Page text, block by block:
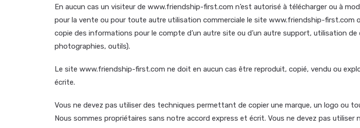
En aucun cas un visiteur de www.friendship-first.com n’est autorisé à télécharger ou à
pour la vente ou pour toute autre utilisation commerciale le site www.friendship-
copie des informations pour le compte d’un autre site ou d’un autre support, utilisation
photographies, outils).
Le site www.friendship-first.com ne doit en aucun cas être reproduit, copié, vendu ou
écrite.
Vous ne devez pas utiliser des techniques permettant de copier une marque, un logo
Nous sommes propriétaires sans notre accord express et écrit. Vous ne devez pas